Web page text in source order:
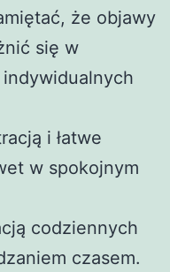
że objawy
się w
i łatwe
w spokojnym
codziennych
czasem.